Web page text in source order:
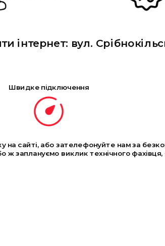
інтернет: вул.
Швидке підключення
на сайті, або зателефонуйте нам за
ж заплануємо виклик технічного